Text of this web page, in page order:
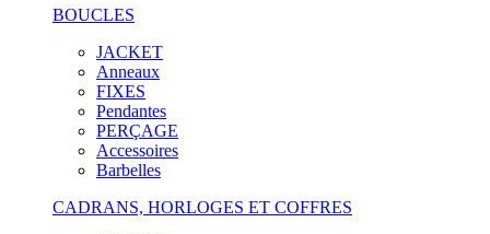
BOUCLES
JACKET
Anneaux
FIXES
Pendantes
PERÇAGE
Accessoires
Barbelles
CADRANS, HORLOGES ET COFFRES